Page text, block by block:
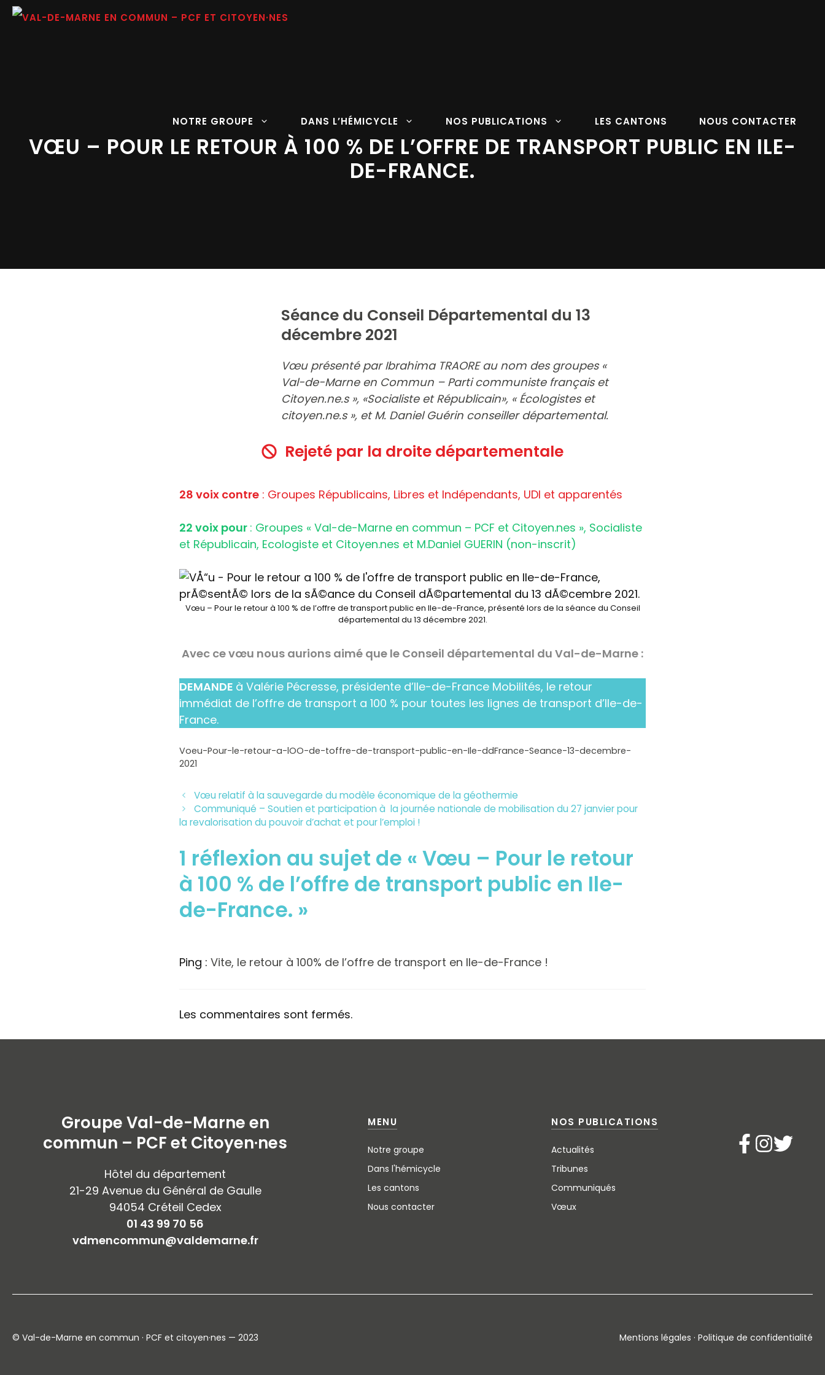
Aller
NOTRE GROUPE DANS L’HÉMICYCLE NOS PUBLICATIONS LES CANTONS NOUS CONTACTER
VŒU – POUR LE RETOUR À 100 % DE L’OFFRE DE TRANSPORT PUBLIC EN ILE-
DE-FRANCE.
Séance du Conseil Départemental du 13
décembre 2021
Vœu présenté par Ibrahima TRAORE au nom des groupes «
Val-de-Marne en Commun – Parti communiste français et
Citoyen.ne.s », «Socialiste et Républicain», « Écologistes et
citoyen.ne.s », et M. Daniel Guérin conseiller départemental.
Rejeté par la droite départementale
28 voix contre : Groupes Républicains, Libres et Indépendants, UDI et apparentés
22 voix pour : Groupes « Val-de-Marne en commun – PCF et Citoyen.nes », Socialiste
et Républicain, Ecologiste et Citoyen.nes et M.Daniel GUERIN (non-inscrit)
Vœu – Pour le retour à 100 % de l’offre de transport public en Ile-de-France, présenté lors de la séance du Conseil
départemental du 13 décembre 2021.
Avec ce vœu nous aurions aimé que le Conseil départemental du Val-de-Marne :
DEMANDE à Valérie Pécresse, présidente d’Ile-de-France Mobilités, le retour
immédiat de I’offre de transport a 100 % pour toutes les lignes de transport d’Ile-de-
France.
Voeu-Pour-le-retour-a-lOO-de-toffre-de-transport-public-en-Ile-ddFrance-Seance-13-decembre-
2021
Vœu relatif à la sauvegarde du modèle économique de la géothermie
Communiqué – Soutien et participation à la journée nationale de mobilisation du 27 janvier pour
la revalorisation du pouvoir d’achat et pour l’emploi !
1 réflexion au sujet de « Vœu – Pour le retour
à 100 % de l’offre de transport public en Ile-
de-France. »
Ping : Vite, le retour à 100% de l’offre de transport en Ile-de-France !
Les commentaires sont fermés.
Groupe Val-de-Marne en
commun – PCF et Citoyen·nes
Hôtel du département
21-29 Avenue du Général de Gaulle
94054 Créteil Cedex
01 43 99 70 56
vdmencommun@valdemarne.fr
MENU
Notre groupe
Dans l'hémicycle
Les cantons
Nous contacter
NOS PUBLICATIONS
Actualités
Tribunes
Communiqués
Vœux
© Val-de-Marne en commun · PCF et citoyen·nes — 2023 Mentions légales · Politique de confidentialité